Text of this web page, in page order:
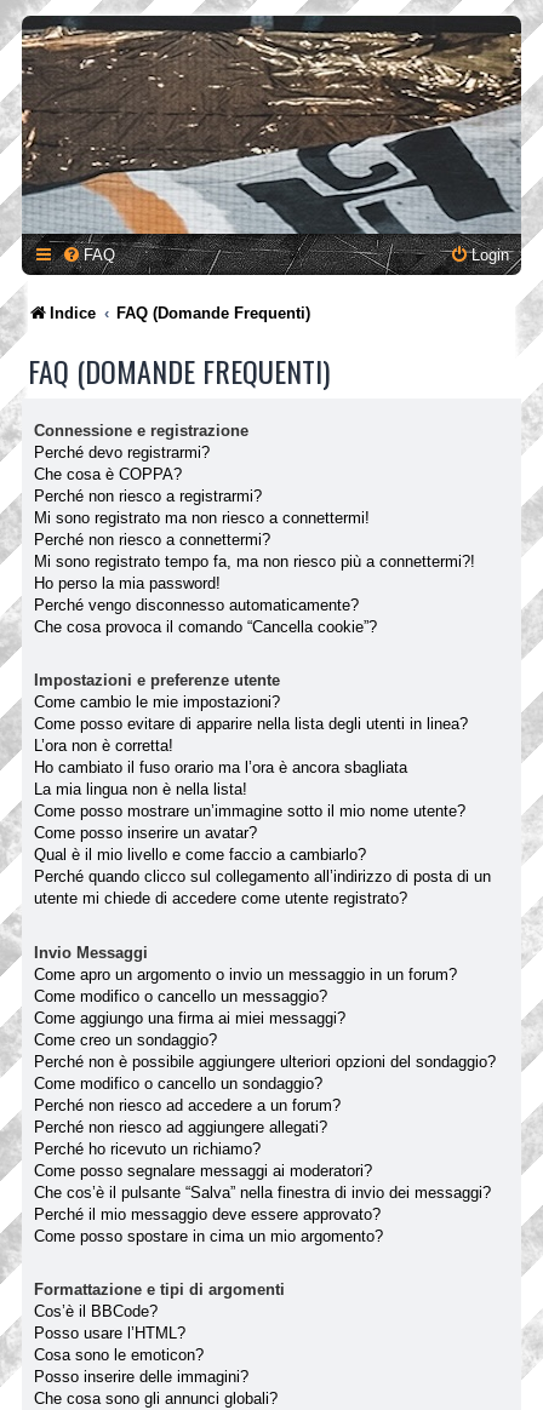
FAQ Login
Indice FAQ (Domande Frequenti)
FAQ (DOMANDE FREQUENTI)
Connessione e registrazione
Perché devo registrarmi?
Che cosa è COPPA?
Perché non riesco a registrarmi?
Mi sono registrato ma non riesco a connettermi!
Perché non riesco a connettermi?
Mi sono registrato tempo fa, ma non riesco più a connettermi?!
Ho perso la mia password!
Perché vengo disconnesso automaticamente?
Che cosa provoca il comando “Cancella cookie”?
Impostazioni e preferenze utente
Come cambio le mie impostazioni?
Come posso evitare di apparire nella lista degli utenti in linea?
L’ora non è corretta!
Ho cambiato il fuso orario ma l’ora è ancora sbagliata
La mia lingua non è nella lista!
Come posso mostrare un’immagine sotto il mio nome utente?
Come posso inserire un avatar?
Qual è il mio livello e come faccio a cambiarlo?
Perché quando clicco sul collegamento all’indirizzo di posta di un
utente mi chiede di accedere come utente registrato?
Invio Messaggi
Come apro un argomento o invio un messaggio in un forum?
Come modifico o cancello un messaggio?
Come aggiungo una firma ai miei messaggi?
Come creo un sondaggio?
Perché non è possibile aggiungere ulteriori opzioni del sondaggio?
Come modifico o cancello un sondaggio?
Perché non riesco ad accedere a un forum?
Perché non riesco ad aggiungere allegati?
Perché ho ricevuto un richiamo?
Come posso segnalare messaggi ai moderatori?
Che cos’è il pulsante “Salva” nella finestra di invio dei messaggi?
Perché il mio messaggio deve essere approvato?
Come posso spostare in cima un mio argomento?
Formattazione e tipi di argomenti
Cos’è il BBCode?
Posso usare l’HTML?
Cosa sono le emoticon?
Posso inserire delle immagini?
Che cosa sono gli annunci globali?